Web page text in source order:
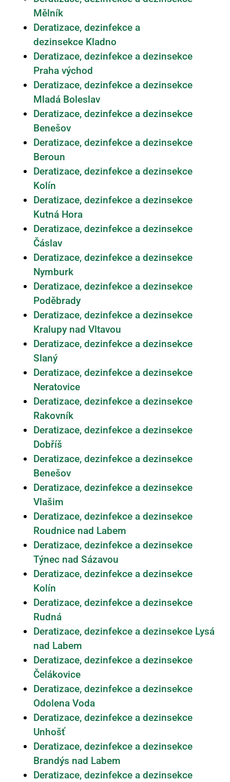
Mělník
Deratizace, dezinfekce a
dezinsekce Kladno
Deratizace, dezinfekce a dezinsekce
Praha východ
Deratizace, dezinfekce a dezinsekce
Mladá Boleslav
Deratizace, dezinfekce a dezinsekce
Benešov
Deratizace, dezinfekce a dezinsekce
Beroun
Deratizace, dezinfekce a dezinsekce
Kolín
Deratizace, dezinfekce a dezinsekce
Kutná Hora
Deratizace, dezinfekce a dezinsekce
Čáslav
Deratizace, dezinfekce a dezinsekce
Nymburk
Deratizace, dezinfekce a dezinsekce
Poděbrady
Deratizace, dezinfekce a dezinsekce
Kralupy nad Vltavou
Deratizace, dezinfekce a dezinsekce
Slaný
Deratizace, dezinfekce a dezinsekce
Neratovice
Deratizace, dezinfekce a dezinsekce
Rakovník
Deratizace, dezinfekce a dezinsekce
Dobříš
Deratizace, dezinfekce a dezinsekce
Benešov
Deratizace, dezinfekce a dezinsekce
Vlašim
Deratizace, dezinfekce a dezinsekce
Roudnice nad Labem
Deratizace, dezinfekce a dezinsekce
Týnec nad Sázavou
Deratizace, dezinfekce a dezinsekce
Kolín
Deratizace, dezinfekce a dezinsekce
Rudná
Deratizace, dezinfekce a dezinsekce Lysá
nad Labem
Deratizace, dezinfekce a dezinsekce
Čelákovice
Deratizace, dezinfekce a dezinsekce
Odolena Voda
Deratizace, dezinfekce a dezinsekce
Unhošť
Deratizace, dezinfekce a dezinsekce
Brandýs nad Labem
Deratizace, dezinfekce a dezinsekce